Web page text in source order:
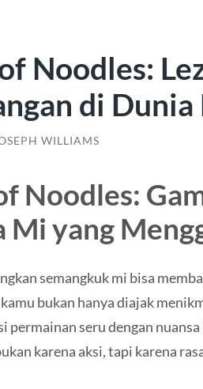
Noodles:
di
WILLIAMS
Noodles:
Mi yang
semangkuk mi bisa
bukan hanya diajak
permainan seru dengan
karena aksi, tapi karena